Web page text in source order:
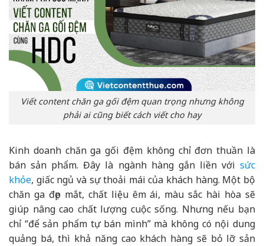
Viết content chăn ga gối đệm quan trọng nhưng không
phải ai cũng biết cách viết cho hay
Kinh doanh chăn ga gối đệm không chỉ đơn thuần là
bán sản phẩm. Đây là ngành hàng gắn liền với sức
khỏe, giấc ngủ và sự thoải mái của khách hàng. Một bộ
chăn ga đẹp mắt, chất liệu êm ái, màu sắc hài hòa sẽ
giúp nâng cao chất lượng cuộc sống. Nhưng nếu bạn
chỉ “để sản phẩm tự bán mình” mà không có nội dung
quảng bá, thì khả năng cao khách hàng sẽ bỏ lỡ sản